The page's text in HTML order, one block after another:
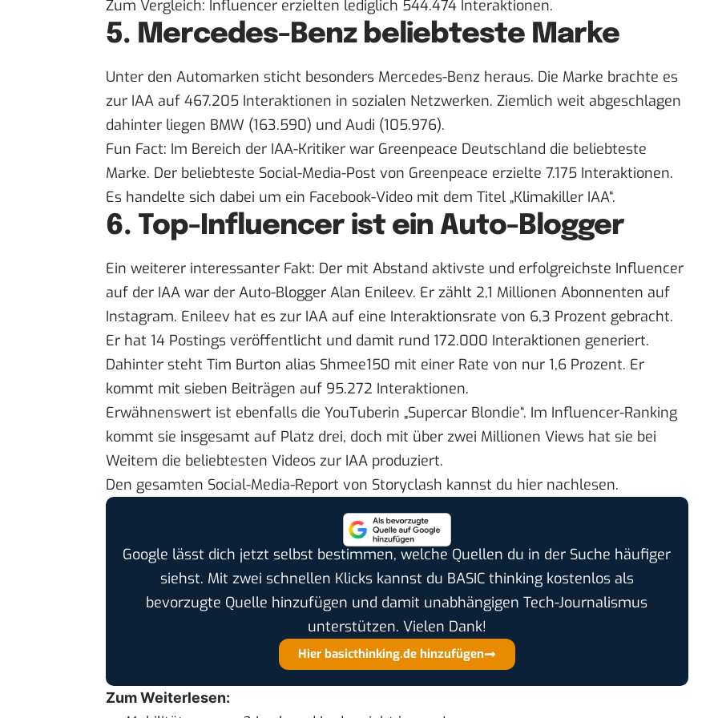
Zum Vergleich: Influencer erzielten lediglich 544.474 Interaktionen.
5. Mercedes-Benz beliebteste Marke
Unter den Automarken sticht besonders Mercedes-Benz heraus. Die Marke brachte es
zur IAA auf 467.205 Interaktionen in sozialen Netzwerken. Ziemlich weit abgeschlagen
dahinter liegen BMW (163.590) und Audi (105.976).
Fun Fact: Im Bereich der IAA-Kritiker war Greenpeace Deutschland die beliebteste
Marke. Der beliebteste Social-Media-Post von Greenpeace erzielte 7.175 Interaktionen.
Es handelte sich dabei um ein Facebook-Video mit dem Titel „Klimakiller IAA“.
6. Top-Influencer ist ein Auto-Blogger
Ein weiterer interessanter Fakt: Der mit Abstand aktivste und erfolgreichste Influencer
auf der IAA war der Auto-Blogger Alan Enileev. Er zählt 2,1 Millionen Abonnenten auf
Instagram. Enileev hat es zur IAA auf eine Interaktionsrate von 6,3 Prozent gebracht.
Er hat 14 Postings veröffentlicht und damit rund 172.000 Interaktionen generiert.
Dahinter steht Tim Burton alias Shmee150 mit einer Rate von nur 1,6 Prozent. Er
kommt mit sieben Beiträgen auf 95.272 Interaktionen.
Erwähnenswert ist ebenfalls die YouTuberin „Supercar Blondie“. Im Influencer-Ranking
kommt sie insgesamt auf Platz drei, doch mit über zwei Millionen Views hat sie bei
Weitem die beliebtesten Videos zur IAA produziert.
Den gesamten Social-Media-Report von Storyclash kannst du hier nachlesen.
Google lässt dich jetzt selbst bestimmen, welche Quellen du in der Suche häufiger
siehst. Mit zwei schnellen Klicks kannst du BASIC thinking kostenlos als
bevorzugte Quelle hinzufügen und damit unabhängigen Tech-Journalismus
unterstützen. Vielen Dank!
Hier basicthinking.de hinzufügen
Zum Weiterlesen: